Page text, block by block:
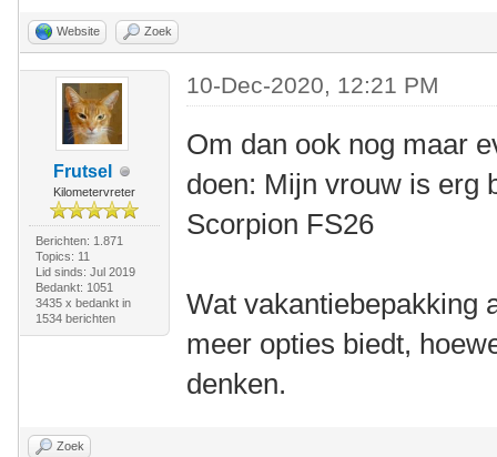
Website Zoek
Frutsel
Kilometervreter
Berichten: 1.871
Topics: 11
Lid sinds: Jul 2019
Bedankt: 1051
3435 x bedankt in
1534 berichten
10-Dec-2020, 12:21 PM
Om dan ook nog maar
doen: Mijn vrouw is erg
Scorpion FS26
Wat vakantiebepakking
meer opties biedt,
denken.
Zoek